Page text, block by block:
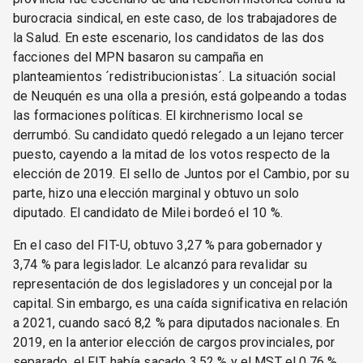
burocracia sindical, en este caso, de los trabajadores de
la Salud. En este escenario, los candidatos de las dos
facciones del MPN basaron su campaña en
planteamientos ´redistribucionistas´. La situación social
de Neuquén es una olla a presión, está golpeando a todas
las formaciones políticas. El kirchnerismo local se
derrumbó. Su candidato quedó relegado a un lejano tercer
puesto, cayendo a la mitad de los votos respecto de la
elección de 2019. El sello de Juntos por el Cambio, por su
parte, hizo una elección marginal y obtuvo un solo
diputado. El candidato de Milei bordeó el 10 %.
En el caso del FIT-U, obtuvo 3,27 % para gobernador y
3,74 % para legislador. Le alcanzó para revalidar su
representación de dos legisladores y un concejal por la
capital. Sin embargo, es una caída significativa en relación
a 2021, cuando sacó 8,2 % para diputados nacionales. En
2019, en la anterior elección de cargos provinciales, por